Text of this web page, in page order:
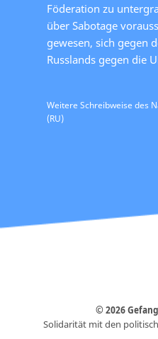
Föderation zu
über Sabotage
gewesen, sich gegen
Russlands gegen die
Weitere Schreibweise des
(RU)
© 2026
Solidarität mit den